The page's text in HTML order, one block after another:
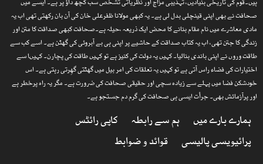
ہیں۔قوم کی تاریخی بنیادیں، تہذیبی مزاج اور نظریاتی تشخص سب کچھ داؤ پر ہے۔ ایسے میں
صحافت نے بھی اپنی قینچلی بدل لی ہے۔ یہ کبھی مولانا ظفرعلی خان کی آن بان رکھتی تھی اب یہ
مادی معاشرے میں نام مقام بنانے کا محض ایک ذریعہ ،حیلہ ہے۔صحافت کبھی صداقت کا متن اور
زندگی کا جتن تھی، اب یہ کتاب صداقت کے حاشیے پر اپنی ہی بے آبروئی کی گھٹن ہے۔ اسے کب سے
طاقت وروں نے اپنی باندی بنالیا۔ کہیں یہ دولت کی کنیز ہے تو کہیں طاقت کی پچارن۔ کہیںا سے
اختیارات کی فضاء راس آتی ہے تو کہیں یہ تعلقات کی امر بیل میں گھٹتی گھِرتی رہتی ہے۔ اس
خودشکن فضا میں پہلے سے زیادہ سچی اور حقیقی صحافت کی ضرورت ہے۔ مگر یہ راہ پرخطر ہے
اور پرآزمائش بھی۔ جرأت ایسی ہی صحافت کی گرم دم جستجو ہے۔
ہمارے بارے میں ہم سے رابطہ
کاپی رائٹس
پرائیویسی پالیسی
قوائد و ضوابط